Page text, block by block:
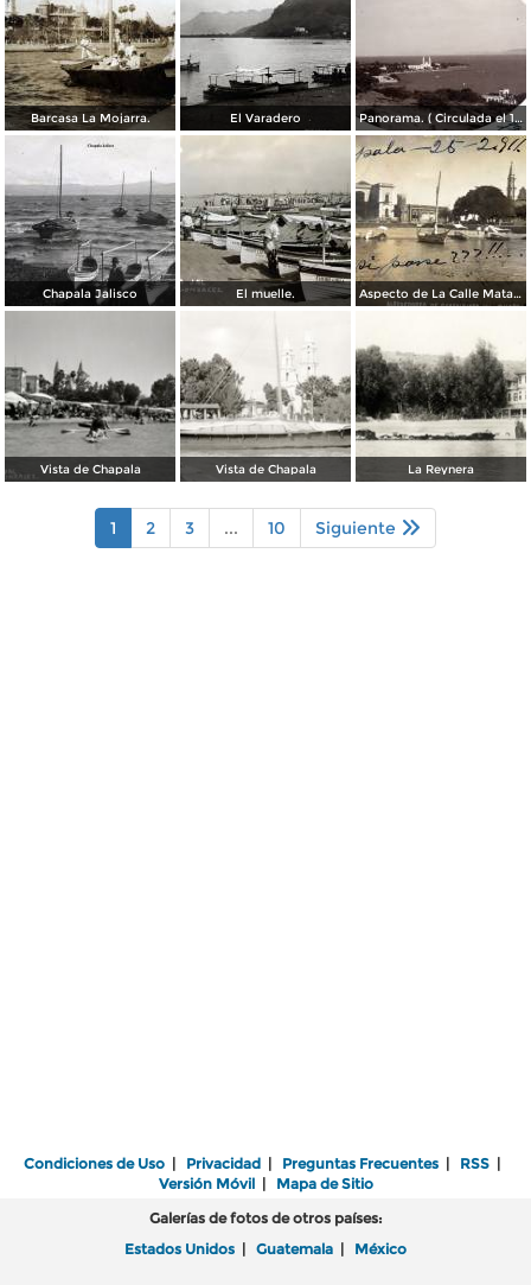
Barcasa La Mojarra. El Varadero Panorama. ( Circulada el 17 de Diciembre de 1906 ).
Chapala Jalisco El muelle. Aspecto de La Calle Matamoros ( Circulada el 25 de Febrero de 1911 ).
Vista de Chapala Vista de Chapala La Reynera
1 2 3 ... 10 Siguiente
Condiciones de Uso | Privacidad | Preguntas Frecuentes | RSS |
Versión Móvil| Mapa de Sitio
Galerías de fotos de otros países:
Estados Unidos | Guatemala | México